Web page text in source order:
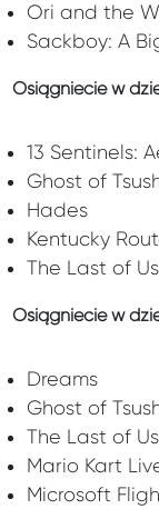
Ori and the
Sackboy: A
Osiągniecie w
13 Sentinels:
Ghost of
Hades
Kentucky
The Last of
Osiągniecie w
Dreams
Ghost of
The Last of
Mario Kart
Microsoft